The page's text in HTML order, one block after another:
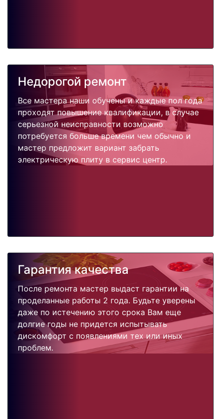
Недорогой ремонт
Все мастера наши обучены и каждые пол года
проходят повышение квалификации, в случае
серьезной неисправности возможно
потребуется больше времени чем обычно и
мастер предложит вариант забрать
электрическую плиту в сервис центр.
Гарантия качества
После ремонта мастер выдаст гарантии на
проделанные работы 2 года. Будьте уверены
даже по истечению этого срока Вам еще
долгие годы не придется испытывать
дискомфорт с появлениями тех или иных
проблем.